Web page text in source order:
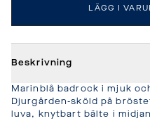
LÄGG I
Beskrivning
Marinblå badrock i mjuk
Djurgården-sköld på
luva, knytbart bälte i